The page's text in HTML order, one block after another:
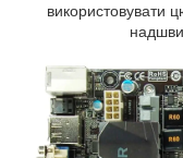
використовувати